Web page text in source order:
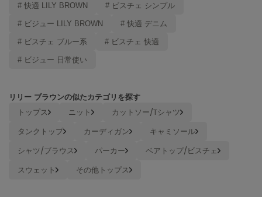
ナイキ
ナウンス
null.
Onitsuka Tiger
# 快適 LILY BROWN # ビスチェ シンプル
# ビジュー LILY BROWN # 快適 デニム
# ビスチェ ブルー系 # ビスチェ 快適
# ビジュー 日常使い
リリー ブラウンの似たカテゴリを探す
トップス ニット
カットソー/Tシャツ
タンクトップ
カーディガン
キャミソール
シャツ/ブラウス
パーカー
ベアトップ/ビスチェ
スウェット
その他トップス